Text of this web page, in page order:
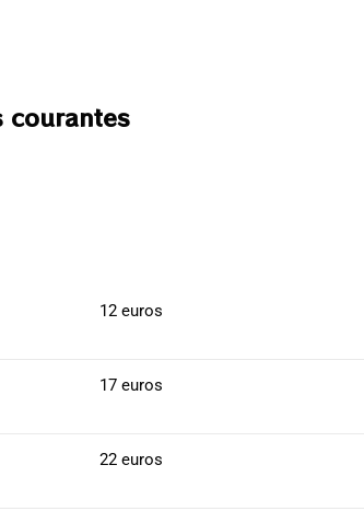
courantes
12 euros
17 euros
22 euros